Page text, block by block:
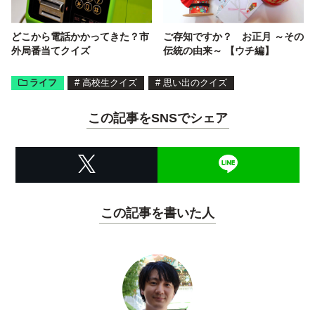
どこから電話かかってきた？市
外局番当てクイズ
ご存知ですか？ お正月 ～その
伝統の由来～ 【ウチ編】
ライフ # 高校生クイズ # 思い出のクイズ
この記事をSNSでシェア
この記事を書いた人